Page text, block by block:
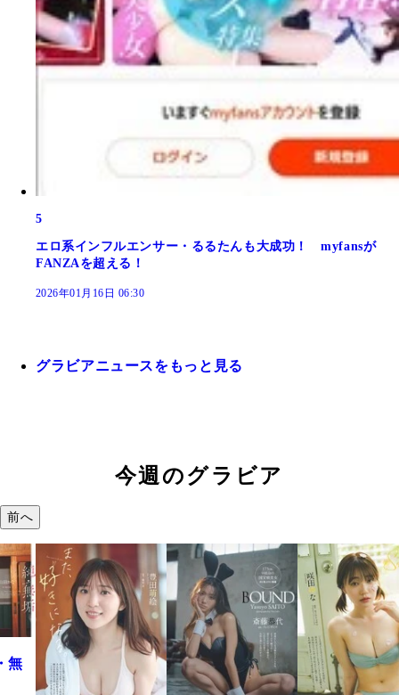
5
エロ系インフルエンサー・るるたんも大成功！ myfansが
FANZAを超える！
2026年01月16日 06:30
グラビアニュースをもっと見る
今週のグラビア
前へ